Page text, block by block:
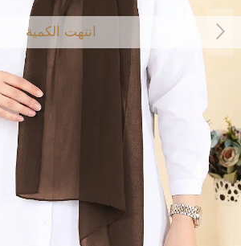
انتهت الكمية